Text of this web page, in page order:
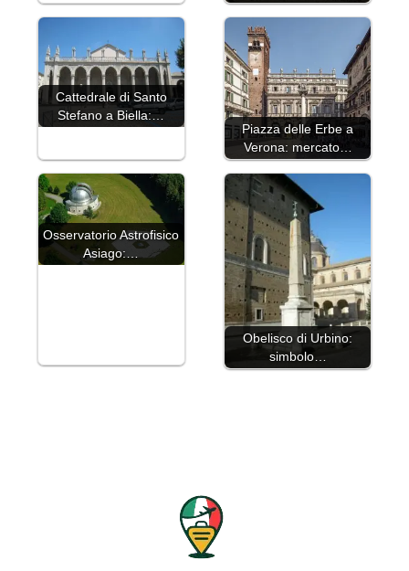
Cattedrale di Santo
Stefano a Biella:…
Piazza delle Erbe a
Verona: mercato…
Osservatorio Astrofisico
Asiago:…
Obelisco di Urbino:
simbolo…